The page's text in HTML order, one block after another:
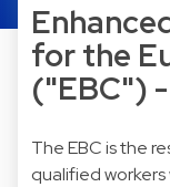
for the
("EBC")
The EBC is the
qualified